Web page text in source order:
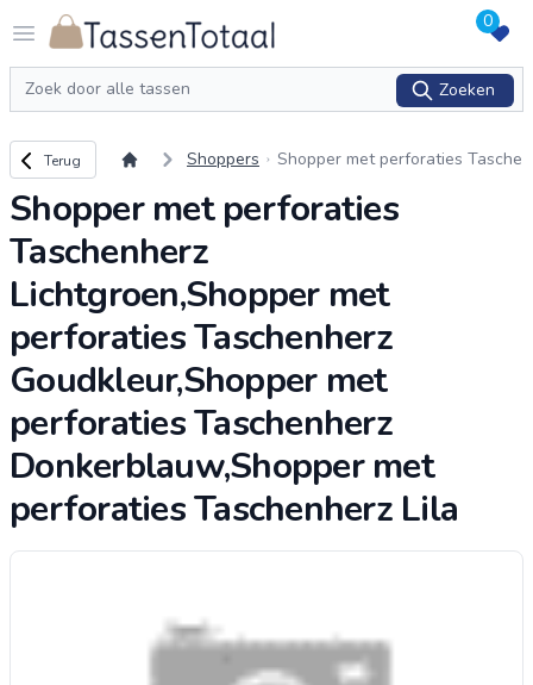
Open menu
Logo Tassentotaal.nl 0
Zoeken
Zoeken
Terug naar overzicht
Terug Shoppers
Shopper met perforaties Tasche
erforaties Taschenherz Goudkle
Shopper met perforaties
Taschenherz
Lichtgroen,Shopper met
perforaties Taschenherz
Goudkleur,Shopper met
perforaties Taschenherz
Donkerblauw,Shopper met
perforaties Taschenherz Lila